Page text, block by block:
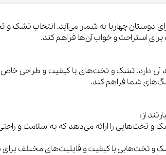
دوستان چهارپا به شمار می‌آید. انتخاب تشک
استراحت و خواب آن‌ها فراهم کند.
تشک و تخت‌های با کیفیت و طراحی خاص
شما فراهم کند.
از:
و تخت‌هایی را ارائه می‌دهد که به سلامت و
و تخت‌هایی با کیفیت و قابلیت‌های مختلف